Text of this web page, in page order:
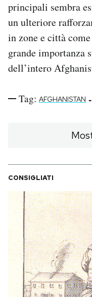
principali sembra
un ulteriore
in zone e città
grande importanza
dell’intero
Tag: AFGHANISTAN -
CONSIGLIATI